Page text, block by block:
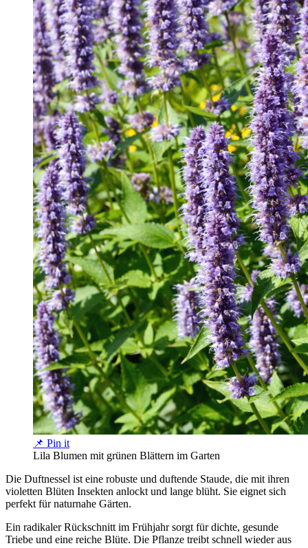
📌 Pin it
Lila Blumen mit grünen Blättern im Garten
Die Duftnessel ist eine robuste und duftende Staude, die mit ihren
violetten Blüten Insekten anlockt und lange blüht. Sie eignet sich
perfekt für naturnahe Gärten.
Ein radikaler Rückschnitt im Frühjahr sorgt für dichte, gesunde
Triebe und eine reiche Blüte. Die Pflanze treibt schnell wieder aus